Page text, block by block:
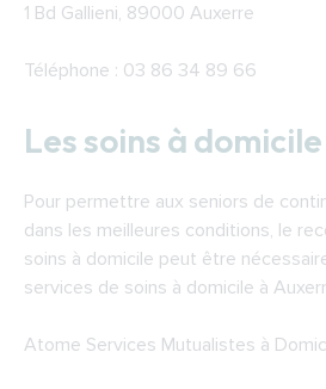
1 Bd Gallieni, 89000 Auxerre
Téléphone : 03 86 34 89 66
Les soins à
Pour permettre aux seniors de
dans les meilleures conditions, le
soins à domicile peut être
services de soins à domicile à
Atome Services Mutualistes à